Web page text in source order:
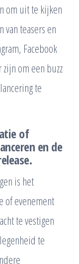
om uit te kijken
teasers en
Facebook
om een buzz
te
of
en de
is het
of evenement
te vestigen
te